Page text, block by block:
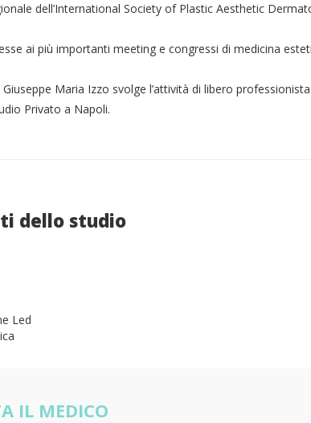
dell’International Society of Plastic Aesthetic
ai più importanti meeting e congressi di medicina
Maria Izzo svolge l’attività di libero
Privato a Napoli.
dello studio
Led
IL MEDICO